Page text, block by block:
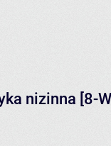
nizinna [8-